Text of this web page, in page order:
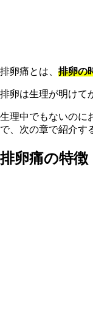
排卵痛とは、 排卵の
排卵は生理が明けて
生理中でもないのに
で、次の章で紹介す
排卵痛の特徴